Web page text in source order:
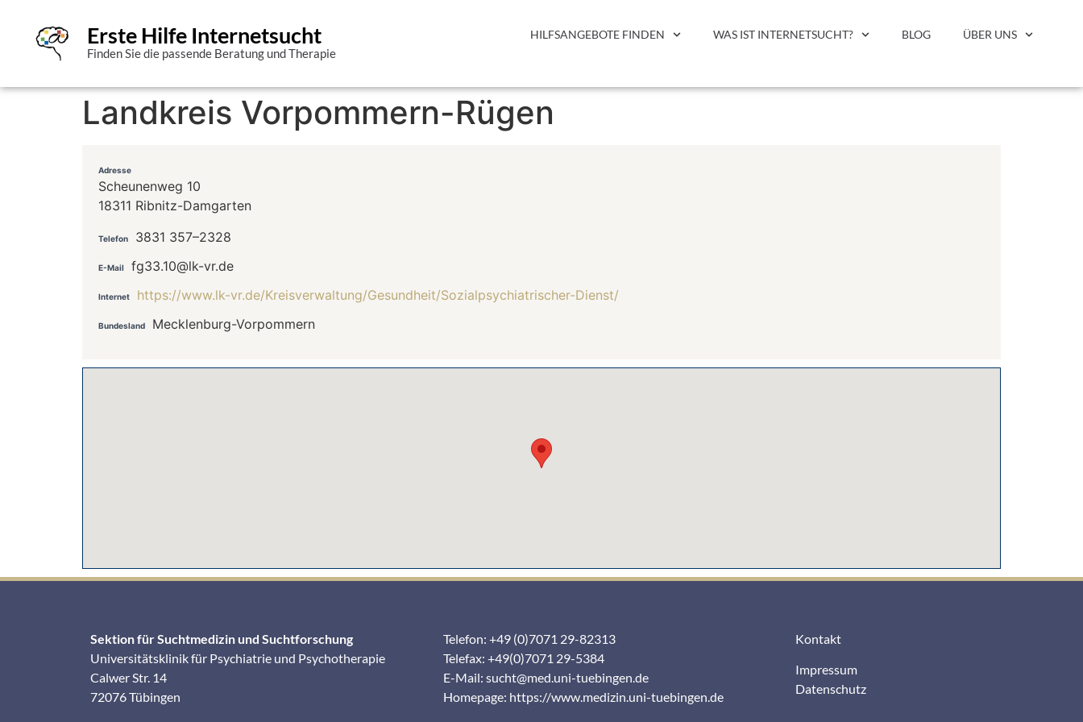
Erste Hilfe Internetsucht
Finden Sie die passende Beratung und Therapie
HILFSANGEBOTE FINDEN WAS IST INTERNETSUCHT? BLOG ÜBER UNS
Landkreis Vorpommern-Rügen
Adresse
Scheunenweg 10
18311 Ribnitz-Damgarten
Telefon 3831 357–2328
E-Mail fg33.10@lk-vr.de
Internet https://www.lk-vr.de/Kreisverwaltung/Gesundheit/Sozialpsychiatrischer-Dienst/
Bundesland Mecklenburg-Vorpommern
Sektion für Suchtmedizin und Suchtforschung
Universitätsklinik für Psychiatrie und Psychotherapie
Calwer Str. 14
72076 Tübingen
Telefon: +49 (0)7071 29-82313
Telefax: +49(0)7071 29-5384
E-Mail: sucht@med.uni-tuebingen.de
Homepage: https://www.medizin.uni-tuebingen.de
Kontakt
Impressum
Datenschutz